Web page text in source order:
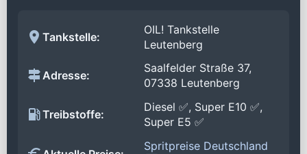
Tankstelle:
OIL! Tankstelle
Leutenberg
Adresse:
Saalfelder Straße 37,
07338 Leutenberg
Treibstoffe:
Diesel ✅, Super E10 ✅,
Super E5 ✅
Spritpreise Deutschland